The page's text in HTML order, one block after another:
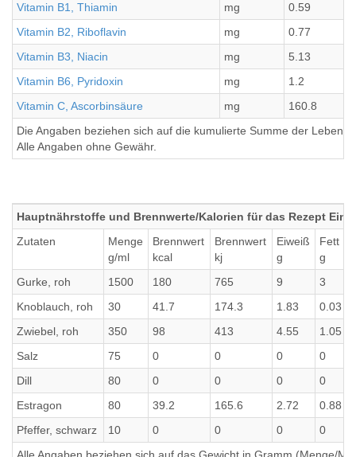
Vitamin B1, Thiamin
mg
0.59
Vitamin B2, Riboflavin
mg
0.77
Vitamin B3, Niacin
mg
5.13
Vitamin B6, Pyridoxin
mg
1.2
Vitamin C, Ascorbinsäure
mg
160.8
Die Angaben beziehen sich auf die kumulierte Summe der
Alle Angaben ohne Gewähr.
Hauptnährstoffe und Brennwerte/Kalorien für das Rezept
Zutaten
Menge
g/ml
Brennwert
kcal
Brennwert
kj
Eiweiß
g
Fett
g
Gurke, roh
1500 180 765 9 3
Knoblauch, roh
30 41.7 174.3 1.83 0.03
Zwiebel, roh
350 98 413 4.55 1.05
Salz
75 0 0 0 0
Dill
80 0 0 0 0
Estragon
80 39.2 165.6 2.72 0.88
Pfeffer, schwarz
10 0 0 0 0